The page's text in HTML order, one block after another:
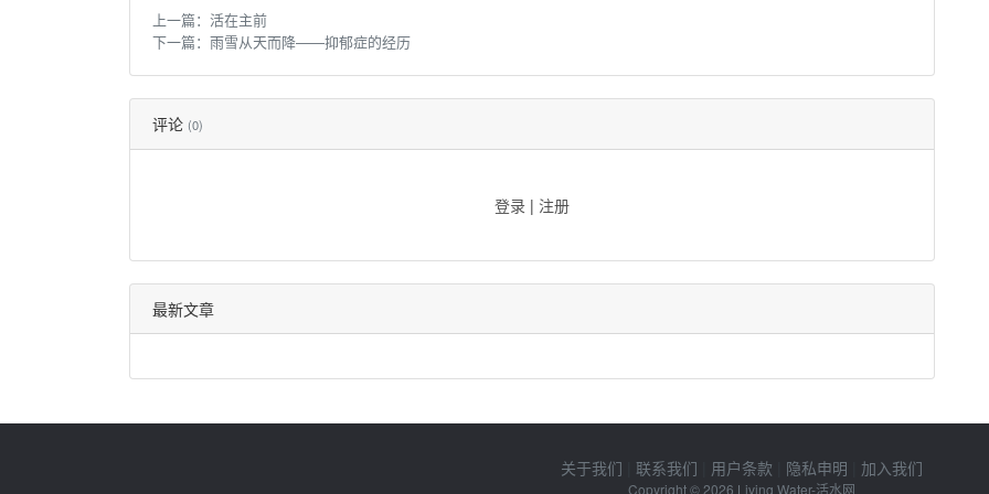
上一篇： 活在主前
下一篇： 雨雪从天而降——抑郁症的经历
评论 (0)
登录 | 注册
最新文章
关于我们 联系我们 用户条款 隐私申明 加入我们
Copyright © 2026 Living Water-活水网